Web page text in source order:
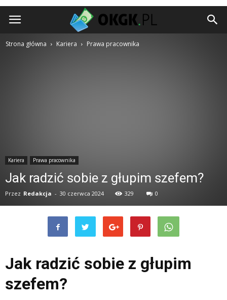
okgk.pl
Strona główna Kariera Prawa pracownika
Kariera Prawa pracownika
Jak radzić sobie z głupim szefem?
Przez Redakcja - 30 czerwca 2024 329 0
Jak radzić sobie z głupim
szefem?